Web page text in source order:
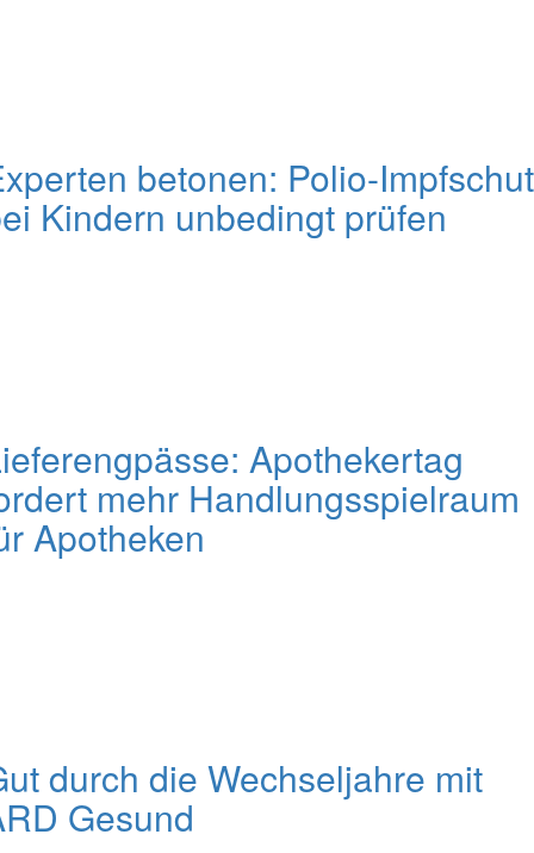
betonen: Polio-
Kindern unbedingt prüfen
Apothekertag
mehr Handlungsspielraum
Apotheken
durch die Wechseljahre mit
Gesund